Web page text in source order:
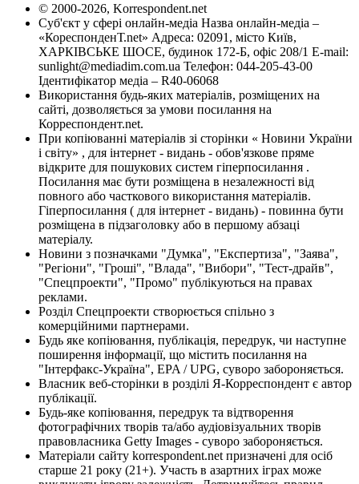
© 2000-2026, Korrespondent.net
Суб'єкт у сфері онлайн-медіа Назва онлайн-медіа –
«КореспонденТ.net» Адреса: 02091, місто Київ,
ХАРКІВСЬКЕ ШОСЕ, будинок 172-Б, офіс 208/1 E-mail:
sunlight@mediadim.com.ua Телефон: 044-205-43-00
Ідентифікатор медіа – R40-06068
Використання будь-яких матеріалів, розміщених на
сайті, дозволяється за умови посилання на
Корреспондент.net.
При копіюванні матеріалів зі сторінки « Новини України
і світу» , для інтернет - видань - обов'язкове пряме
відкрите для пошукових систем гіперпосилання .
Посилання має бути розміщена в незалежності від
повного або часткового використання матеріалів.
Гіперпосилання ( для інтернет - видань) - повинна бути
розміщена в підзаголовку або в першому абзаці
матеріалу.
Новини з позначками "Думка", "Експертиза", "Заява",
"Регіони", "Гроші", "Влада", "Вибори", "Тест-драйв",
"Спецпроекти", "Промо" публікуються на правах
реклами.
Розділ Спецпроекти створюється спільно з
комерційними партнерами.
Будь яке копіювання, публікація, передрук, чи наступне
поширення інформації, що містить посилання на
"Інтерфакс-Україна", EPA / UPG, суворо забороняється.
Власник веб-сторінки в розділі Я-Корреспондент є автор
публікації.
Будь-яке копіювання, передрук та відтворення
фотографічних творів та/або аудіовізуальних творів
правовласника Getty Images - суворо забороняється.
Матеріали сайту korrespondent.net призначені для осіб
старше 21 року (21+). Участь в азартних іграх може